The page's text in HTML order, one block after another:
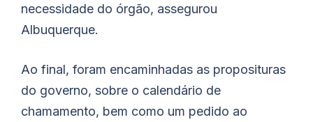
necessidade do órgão, assegurou
Albuquerque.
Ao final, foram encaminhadas as proposituras
do governo, sobre o calendário de
chamamento, bem como um pedido ao